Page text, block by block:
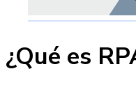
¿Qué es